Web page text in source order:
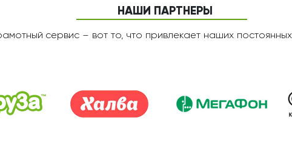
НАШИ ПАРТНЕРЫ
сервис – вот то, что привлекает наших